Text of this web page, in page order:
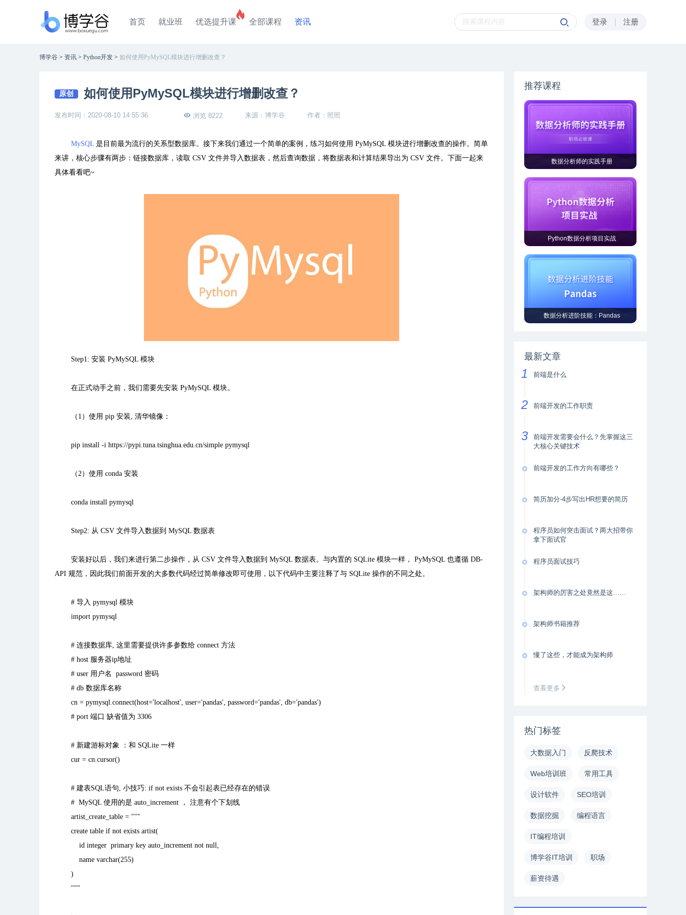
首页 就业班 优选提升课 全部课程 资讯 登录 注册
博学谷 > 资讯 > Python开发 > 如何使用PyMySQL模块进行增删改查？
原创 如何使用PyMySQL模块进行增删改查？
发布时间：2020-08-10 14:55:36 浏览 8222 来源：博学谷 作者：照照
MySQL 是目前最为流行的关系型数据库。接下来我们通过一个简单的案例，练习如何使用 PyMySQL 模块进行增删改查的操作。简单
来讲，核心步骤有两步：链接数据库，读取 CSV 文件并导入数据表，然后查询数据，将数据表和计算结果导出为 CSV 文件。下面一起来
具体看看吧~
Step1: 安装 PyMySQL 模块
在正式动手之前，我们需要先安装 PyMySQL 模块。
（ 1 ）使用 pip 安装, 清华镜像：
pip install -i https://pypi.tuna.tsinghua.edu.cn/simple pymysql
（2）使用 conda 安装
conda install pymysql
Step2: 从 CSV 文件导入数据到 MySQL 数据表
安装好以后，我们来进行第二步操作，从 CSV 文件导入数据到 MySQL 数据表。与内置的 SQLite 模块一样， PyMySQL 也遵循 DB-
API 规范，因此我们前面开发的大多数代码经过简单修改即可使用，以下代码中主要注释了与 SQLite 操作的不同之处。
# 导入 pymysql 模块
import pymysql
# 连接数据库, 这里需要提供许多参数给 connect 方法
# host 服务器ip地址
# user 用户名 password 密码
# db 数据库名称
cn = pymysql.connect(host='localhost', user='pandas', password='pandas', db='pandas')
# port 端口 缺省值为 3306
# 新建游标对象 ：和 SQLite 一样
cur = cn.cursor()
# 建表SQL语句, 小技巧: if not exists 不会引起表已经存在的错误
# MySQL 使用的是 auto_increment
， 注意有个下划线
artist_create_table = """
create table if not exists artist(
id integer primary key auto_increment not null,
name varchar(255)
)
"""
推荐课程
数据分析师的实践手册
Python数据分析项目实战
数据分析进阶技能：Pandas
最新文章
前端是什么
前端开发的工作职责
前端开发需要会什么？先掌握这三
大核心关键技术
前端开发的工作方向有哪些？
简历加分-4步写出HR想要的简历
程序员如何突击面试？两大招带你
拿下面试官
程序员面试技巧
架构师的厉害之处竟然是这……
架构师书籍推荐
懂了这些，才能成为架构师
查看更多
热门标签
大数据入门 反爬技术
Web培训班 常用工具
设计软件 SEO培训
数据挖掘 编程语言
IT编程培训
博学谷IT培训 职场
薪资待遇